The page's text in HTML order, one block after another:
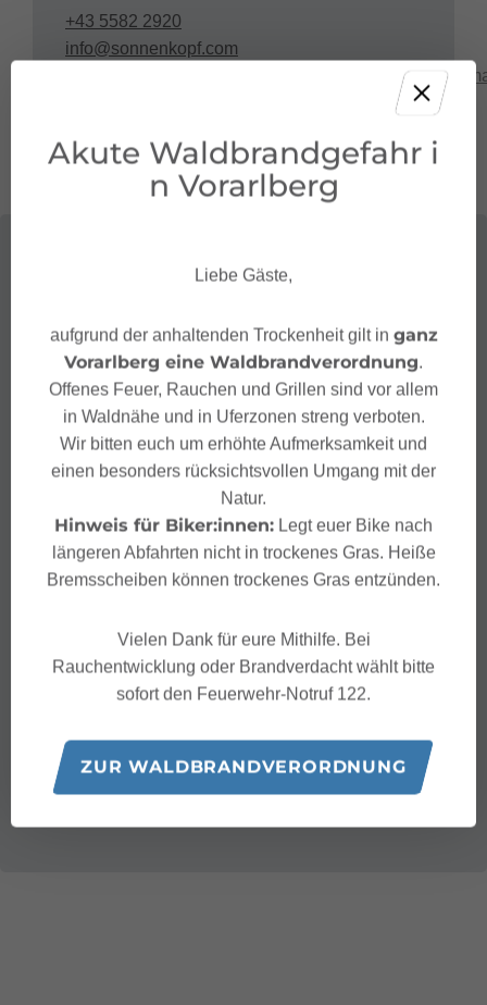
+43 5582 2920
info@sonnenkopf.com
https://www.sonnenkopf.com/de/gastronomie/
Akute Waldbrandgefahr i
n Vorarlberg
Liebe Gäste,
aufgrund der anhaltenden Trockenheit gilt in ganz
Vorarlberg eine Waldbrandverordnung.
Offenes Feuer, Rauchen und Grillen sind vor allem
in Waldnähe und in Uferzonen streng verboten.
Wir bitten euch um erhöhte Aufmerksamkeit und
einen besonders rücksichtsvollen Umgang mit der
Natur.
Hinweis für Biker:innen: Legt euer Bike nach
längeren Abfahrten nicht in trockenes Gras. Heiße
Bremsscheiben können trockenes Gras entzünden.
Vielen Dank für eure Mithilfe. Bei
Rauchentwicklung oder Brandverdacht wählt bitte
sofort den Feuerwehr-Notruf 122.
ZUR WALDBRANDVERORDNUNG